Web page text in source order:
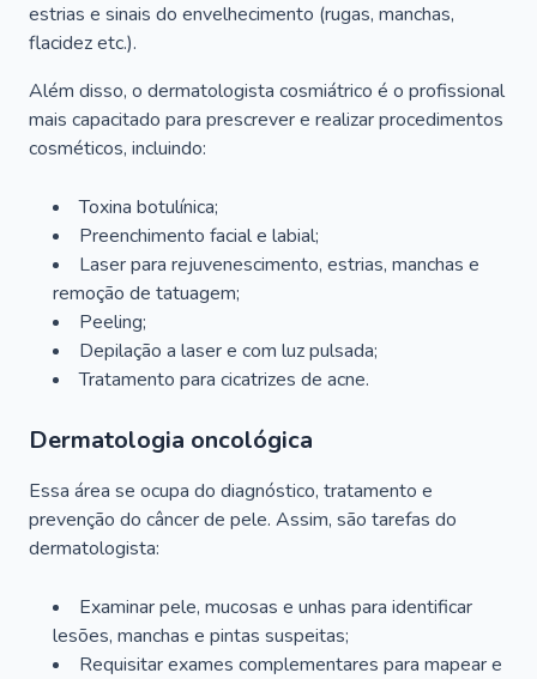
estrias e sinais do envelhecimento (rugas, manchas,
flacidez etc.).
Além disso, o dermatologista cosmiátrico é o profissional
mais capacitado para prescrever e realizar procedimentos
cosméticos, incluindo:
Toxina botulínica;
Preenchimento facial e labial;
Laser para rejuvenescimento, estrias, manchas e
remoção de tatuagem;
Peeling;
Depilação a laser e com luz pulsada;
Tratamento para cicatrizes de acne.
Dermatologia oncológica
Essa área se ocupa do diagnóstico, tratamento e
prevenção do câncer de pele. Assim, são tarefas do
dermatologista:
Examinar pele, mucosas e unhas para identificar
lesões, manchas e pintas suspeitas;
Requisitar exames complementares para mapear e